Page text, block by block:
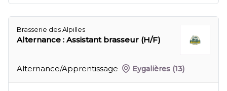
Brasserie des Alpilles
Alternance : Assistant brasseur (H/F)
Alternance/Apprentissage Eygalières (13)